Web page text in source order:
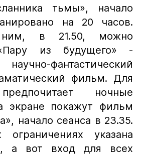
тьмы», начало
на 20 часов.
в 21.50, можно
из будущего» -
фантастический
фильм. Для
ночные
экране покажут фильм
начало сеанса в 23.35.
ограничениях указана
а вот вход для всех